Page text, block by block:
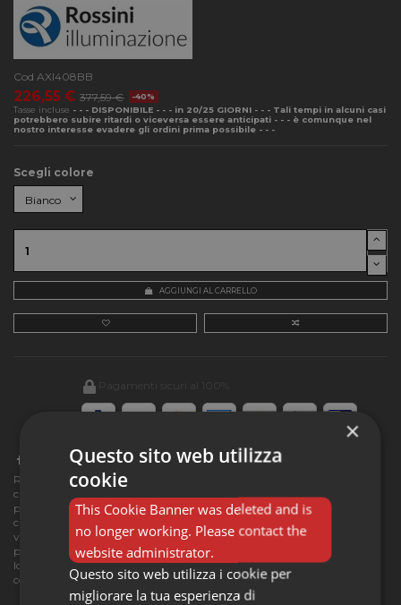
Cod AXI408BB
226,55 € 377,59 €
-40%
Tasse incluse - - - DISPONIBILE - - - in 20/25 GIORNI - - - Tali tempi in alcuni casi
potrebbero subire ritardi o viceversa essere anticipati - - - è comunque nel
nostro interesse evadere gli ordini prima possibile - - -
Scegli colore
AGGIUNGI AL CARRELLO
ROSSINI ILLUMINAZIONE - Axiom Evo E27 Linea sospensione è
caratterizzata da tre corpi in pressofusione di alluminio verniciato con
polveri epossidiche ad elevata resistenza, proposta in diverse finiture
cromatiche con rosone bianco per la versione bianca e nera per la
versione oro e nera. Axiom Evo E27 Linea, dotata di portalampade E27,
permette di utilizzare a discrezione lampadine led decorative o a Globo.
Ideale per qualsiasi ambiente della casa, dalla zona giorno alla cucina, al
corridoio, ma anche in installazioni in ambito ristorazione e hospitality.
×
Questo sito web utilizza
cookie
This Cookie Banner was deleted and is
no longer working. Please contact the
website administrator.
Questo sito web utilizza i cookie per
migliorare la tua esperienza di